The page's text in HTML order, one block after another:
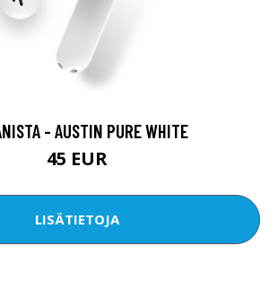
- AUSTIN PURE WHITE
45 EUR
LISÄTIETOJA